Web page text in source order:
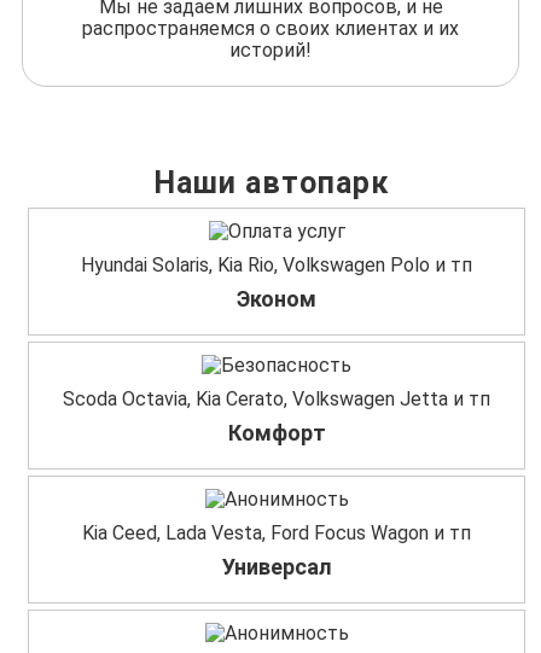
Мы не задаем лишних вопросов, и не
распространяемся о своих клиентах и их
историй!
Наши автопарк
Hyundai Solaris, Kia Rio, Volkswagen Polo и тп
Эконом
Scoda Octavia, Kia Cerato, Volkswagen Jetta и тп
Комфорт
Kia Ceed, Lada Vesta, Ford Focus Wagon и тп
Универсал